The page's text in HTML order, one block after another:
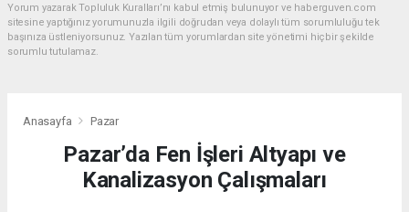
Yorum yazarak Topluluk Kuralları’nı kabul etmiş bulunuyor ve haberguven.com
sitesine yaptığınız yorumunuzla ilgili doğrudan veya dolaylı tüm sorumluluğu tek
başınıza üstleniyorsunuz. Yazılan tüm yorumlardan site yönetimi hiçbir şekilde
sorumlu tutulamaz.
Anasayfa Pazar
Pazar’da Fen İşleri Altyapı ve
Kanalizasyon Çalışmaları